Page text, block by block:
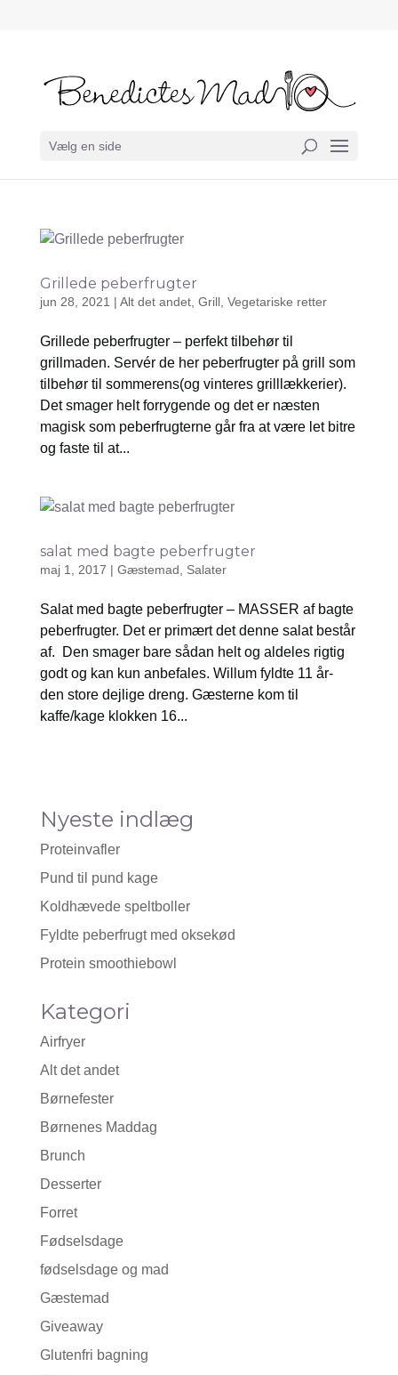
Vælg en side
Grillede peberfrugter
jun 28, 2021 | Alt det andet, Grill, Vegetariske retter
Grillede peberfrugter – perfekt tilbehør til
grillmaden. Servér de her peberfrugter på grill som
tilbehør til sommerens(og vinteres grilllækkerier).
Det smager helt forrygende og det er næsten
magisk som peberfrugterne går fra at være let bitre
og faste til at...
salat med bagte peberfrugter
maj 1, 2017 | Gæstemad Salater
Salat med bagte peberfrugter – MASSER af bagte
peberfrugter. Det er primært det denne salat består
af. Den smager bare sådan helt og aldeles rigtig
godt og kan kun anbefales. Willum fyldte 11 år-
den store dejlige dreng. Gæsterne kom til
kaffe/kage klokken 16...
Nyeste indlæg
Proteinvafler
Pund til pund kage
Koldhævede speltboller
Fyldte peberfrugt med oksekød
Protein smoothiebowl
Kategori
Airfryer
Alt det andet
Børnefester
Børnenes Maddag
Brunch
Desserter
Forret
Fødselsdage
fødselsdage og mad
Gæstemad
Giveaway
Glutenfri bagning